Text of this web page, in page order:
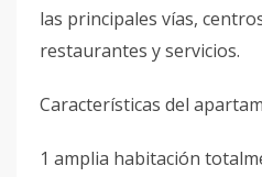
las principales vías,
restaurantes y servicios.
Características del
1 amplia habitación